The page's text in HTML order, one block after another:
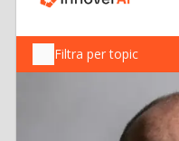
Filtra per topic